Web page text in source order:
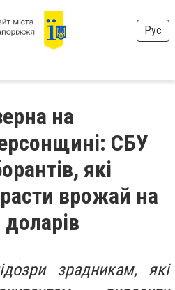
Рус
на
СБУ
які
врожай на
зрадникам, які